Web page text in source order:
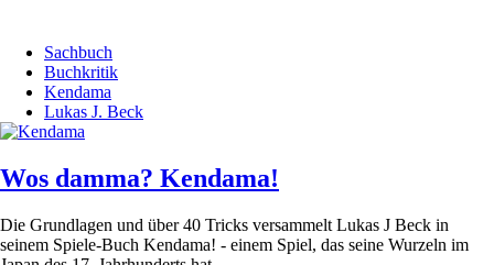
Sachbuch
Buchkritik
Kendama
Lukas J. Beck
Wos damma? Kendama!
Die Grundlagen und über 40 Tricks versammelt Lukas J Beck in
seinem Spiele-Buch Kendama! - einem Spiel, das seine Wurzeln im